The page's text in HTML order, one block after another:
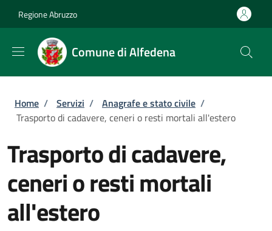
Regione Abruzzo
Comune di Alfedena
Briciole di pane
Home / Servizi / Anagrafe e stato civile /
Trasporto di cadavere, ceneri o resti mortali all'estero
Trasporto di cadavere,
ceneri o resti mortali
all'estero